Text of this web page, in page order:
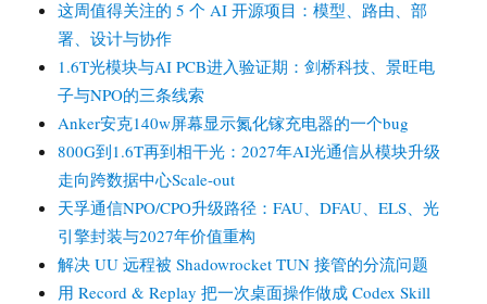
这周值得关注的 5 个 AI 开源项目：模型、路由、部
署、设计与协作
1.6T光模块与AI PCB进入验证期：剑桥科技、景旺电
子与NPO的三条线索
Anker安克140w屏幕显示氮化镓充电器的一个bug
800G到1.6T再到相干光：2027年AI光通信从模块升级
走向跨数据中心Scale-out
天孚通信NPO/CPO升级路径：FAU、DFAU、ELS、光
引擎封装与2027年价值重构
解决 UU 远程被 Shadowrocket TUN 接管的分流问题
用 Record & Replay 把一次桌面操作做成 Codex Skill